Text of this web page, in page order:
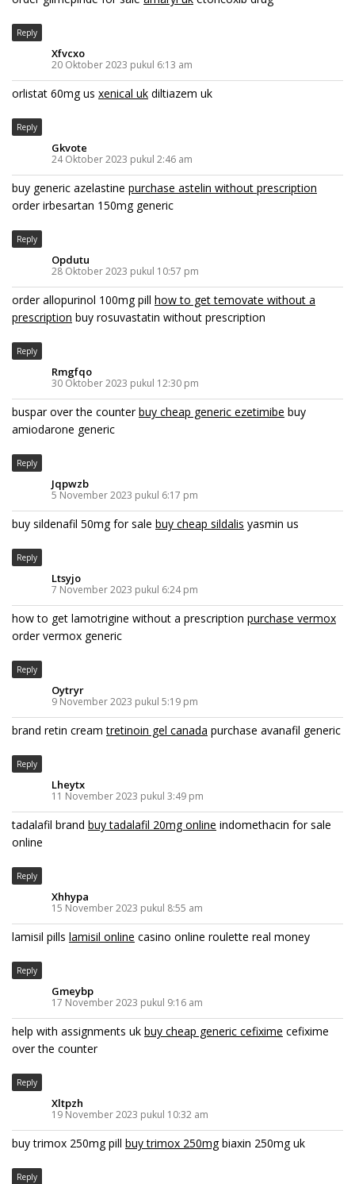
Reply
Xfvcxo
20 Oktober 2023 pukul 6:13 am
orlistat 60mg us xenical uk diltiazem uk
Reply
Gkvote
24 Oktober 2023 pukul 2:46 am
buy generic azelastine purchase astelin without prescription
order irbesartan 150mg generic
Reply
Opdutu
28 Oktober 2023 pukul 10:57 pm
order allopurinol 100mg pill how to get temovate without a
prescription buy rosuvastatin without prescription
Reply
Rmgfqo
30 Oktober 2023 pukul 12:30 pm
buspar over the counterbuy cheap generic ezetimibe buy
amiodarone generic
Reply
Jqpwzb
5 November 2023 pukul 6:17 pm
buy sildenafil 50mg for sale buy cheap sildalis yasmin us
Reply
Ltsyjo
7 November 2023 pukul 6:24 pm
how to get lamotrigine without a prescription purchase vermox
order vermox generic
Reply
Oytryr
9 November 2023 pukul 5:19 pm
brand retin creamtretinoin gel canada purchase avanafil generic
Reply
Lheytx
11 November 2023 pukul 3:49 pm
tadalafil brand buy tadalafil 20mg online indomethacin for sale
online
Reply
Xhhypa
15 November 2023 pukul 8:55 am
lamisil pills lamisil online casino online roulette real money
Reply
Gmeybp
17 November 2023 pukul 9:16 am
help with assignments uk buy cheap generic cefixime cefixime
over the counter
Reply
Xltpzh
19 November 2023 pukul 10:32 am
buy trimox 250mg pill buy trimox 250mgbiaxin 250mg uk
Reply